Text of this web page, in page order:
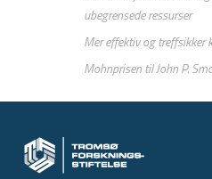
ubegrensede ressurser
Mer effektiv og treffsikker
Mohnprisen til John P.